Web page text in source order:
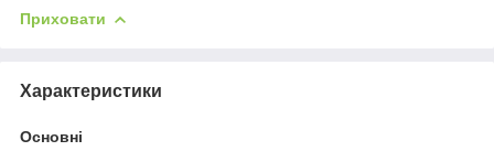
Приховати
Характеристики
Основні